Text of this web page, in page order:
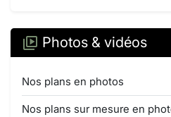
Photos & vidéos
Nos plans en photos
Nos plans sur mesure en